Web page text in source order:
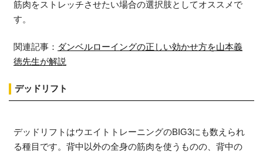
筋肉をストレッチさせたい場合の選択肢としてオススメで
す。
関連記事： ダンベルローイングの正しい効かせ方を山本義
徳先生が解説
デッドリフト
デッドリフトはウエイトトレーニングのBIG3にも数えられ
る種目です。背中以外の全身の筋肉を使うものの、背中の